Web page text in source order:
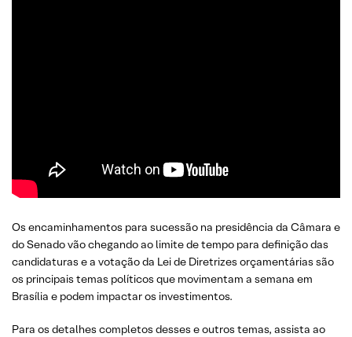
Os encaminhamentos para sucessão na presidência da Câmara e
do Senado vão chegando ao limite de tempo para definição das
candidaturas e a votação da Lei de Diretrizes orçamentárias são
os principais temas políticos que movimentam a semana em
Brasília e podem impactar os investimentos.
Para os detalhes completos desses e outros temas, assista ao